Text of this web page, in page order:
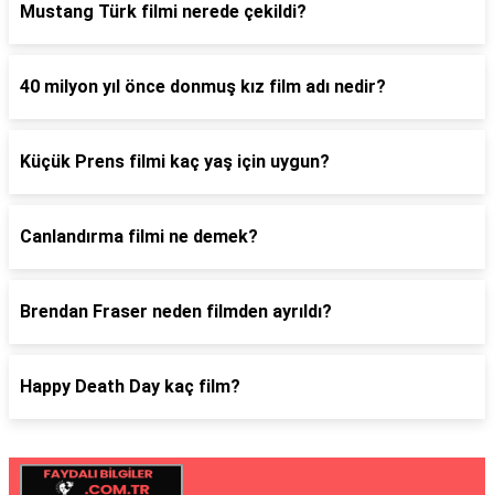
Mustang Türk filmi nerede çekildi?
40 milyon yıl önce donmuş kız film adı nedir?
Küçük Prens filmi kaç yaş için uygun?
Canlandırma filmi ne demek?
Brendan Fraser neden filmden ayrıldı?
Happy Death Day kaç film?